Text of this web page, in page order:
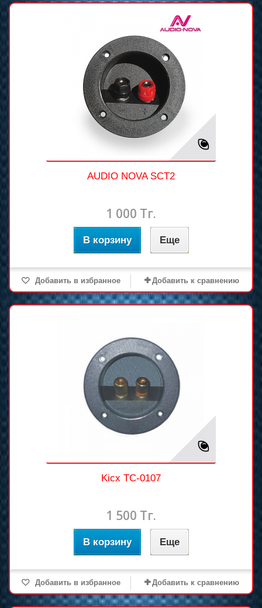
AUDIO NOVA SCT2
1 000 Тг.
В корзину Еще
Добавить в избранное Добавить к сравнению
Kicx TC-0107
1 500 Тг.
В корзину Еще
Добавить в избранное Добавить к сравнению